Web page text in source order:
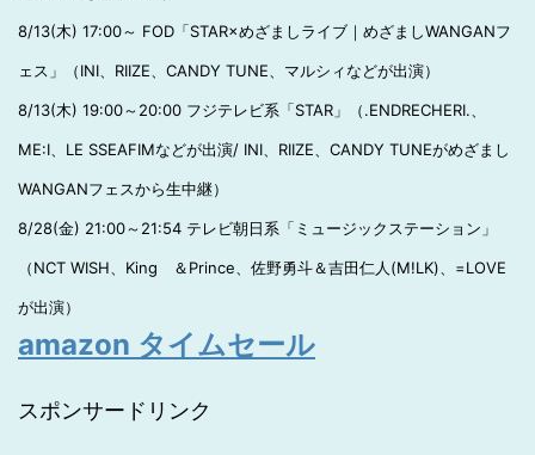
8/13(木) 17:00～ FOD「STAR×めざましライブ｜めざましWANGANフ
ェス」（INI、RIIZE、CANDY TUNE、マルシィなどが出演）
8/13(木) 19:00～20:00 フジテレビ系「STAR」（.ENDRECHERI.、
ME:I、LE SSEAFIMなどが出演/ INI、RIIZE、CANDY TUNEがめざまし
WANGANフェスから生中継）
8/28(金) 21:00～21:54 テレビ朝日系「ミュージックステーション」
（NCT WISH、King ＆Prince、佐野勇斗＆吉田仁人(M!LK)、=LOVE
が出演）
amazon タイムセール
スポンサードリンク